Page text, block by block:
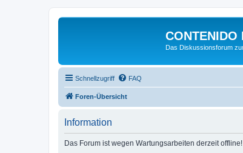
CONTENIDO
Das Diskussionsforum
Schnellzugriff FAQ
Foren-Übersicht
Information
Das Forum ist wegen Wartungsarbeiten derzeit offline!